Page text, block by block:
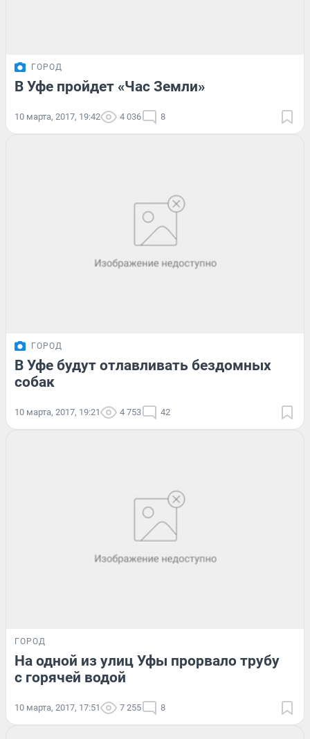
ГОРОД
В Уфе пройдет «Час Земли»
10 марта, 2017, 19:42 4 036 8
ГОРОД
В Уфе будут отлавливать бездомных
собак
10 марта, 2017, 19:21 4 753 42
ГОРОД
На одной из улиц Уфы прорвало трубу
с горячей водой
10 марта, 2017, 17:51 7 255 8